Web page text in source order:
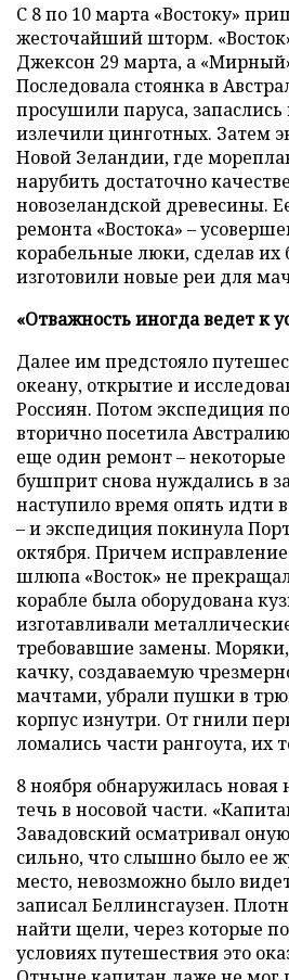
С 8 по 10 марта «Востоку»
жесточайший шторм.
Джексон 29 марта, а
Последовала стоянка в
просушили паруса,
излечили цинготных. Затем
Новой Зеландии, где
нарубить достаточно
новозеландской древесины.
ремонта «Востока» –
корабельные люки, сделав их
изготовили новые реи для
«Отважность иногда ведет к
Далее им предстояло
океану, открытие и
Россиян. Потом экспедиция
вторично посетила
еще один ремонт –
бушприт снова нуждались в
наступило время опять идти
– и экспедиция покинула
октября. Причем
шлюпа «Восток» не
корабле была оборудована
изготавливали
требовавшие замены.
качку, создаваемую
мачтами, убрали пушки в
корпус изнутри. От гнили
ломались части рангоута, их
8 ноября обнаружилась новая
течь в носовой части.
Завадовский осматривал
сильно, что слышно было ее
место, невозможно было
записал Беллинсгаузен.
найти щели, через которые
условиях путешествия это